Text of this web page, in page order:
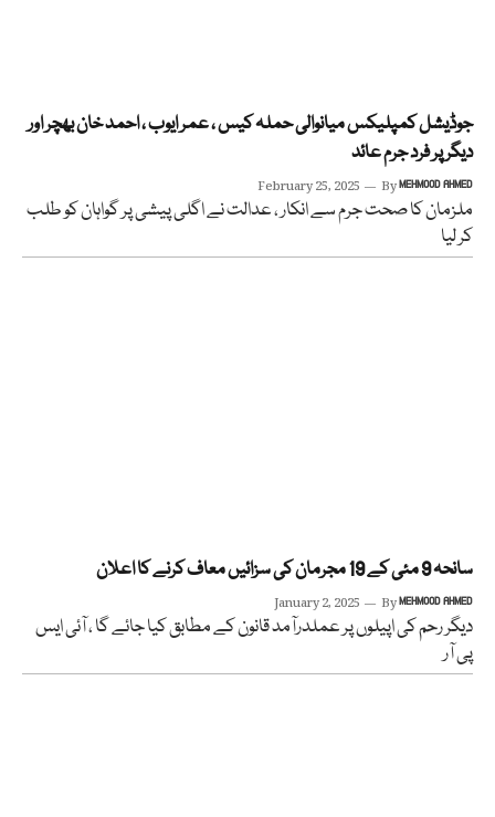
جوڈیشل کمپلیکس میانوالی حملہ کیس ، عمر ایوب ، احمد خان بھچر اور
دیگر پر فرد جرم عائد
February 25, 2025 ByMEHMOOD AHMED
ملزمان کا صحت جرم سے انکار ، عدالت نے اگلی پیشی پر گواہان کو طلب
کر لیا
سانحہ 9 مئی کے 19 مجرمان کی سزائیں معاف کرنے کا اعلان
January 2, 2025 ByMEHMOOD AHMED
دیگر رحم کی اپیلوں پر عملدرآمد قانون کے مطابق کیا جائے گا ، آئی ایس
پی آر